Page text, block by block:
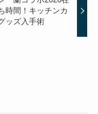
時間！キッチンカ
ッズ入手術